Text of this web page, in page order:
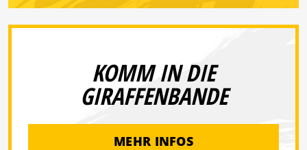
KOMM IN DIE
GIRAFFENBANDE
MEHR INFOS